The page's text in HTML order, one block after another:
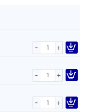
- +
- +
- +